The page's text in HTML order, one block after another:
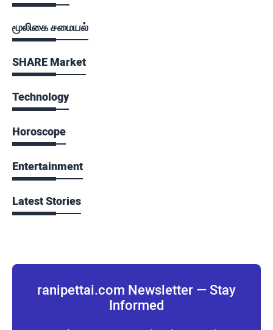
மூலிகை சமையல்
SHARE Market
Technology
Horoscope
Entertainment
Latest Stories
ranipettai.com Newsletter — Stay
Informed